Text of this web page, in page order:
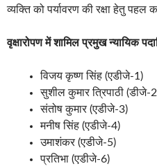
व्यक्ति को पर्यावरण की रक्षा हेतु पहल
वृक्षारोपण में शामिल प्रमुख न्यायिक
विजय कृष्ण सिंह (एडीजे-1)
सुशील कुमार त्रिपाठी (डीजे-
संतोष कुमार (एडीजे-3)
मनीष सिंह (एडीजे-4)
उमाशंकर (एडीजे-5)
प्रतिभा (एडीजे-6)